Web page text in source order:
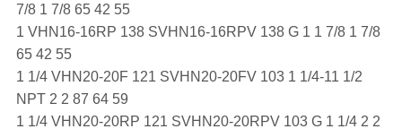
7/8 1 7/8 65 42 55
1 VHN16-16RP 138 SVHN16-16RPV 138 G 1 1 7/8 1 7/8
65 42 55
1 1/4 VHN20-20F 121 SVHN20-20FV 103 1 1/4-11 1/2
NPT 2 2 87 64 59
1 1/4 VHN20-20RP 121 SVHN20-20RPV 103 G 1 1/4 2 2